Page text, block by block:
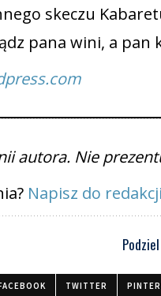
skeczu
pana wini, a
autora. Nie
Napisz do redakcji
TWITTER